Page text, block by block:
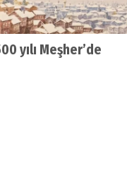
yılı Meşher’de